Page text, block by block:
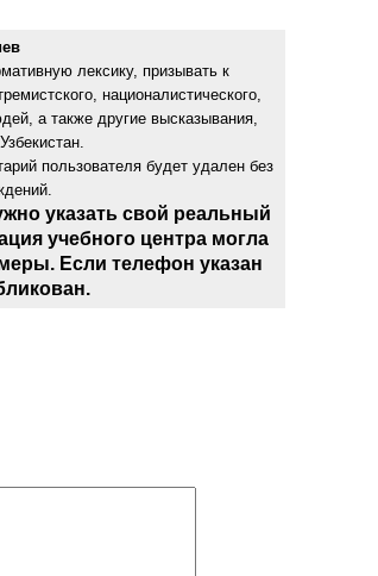
лексику, призывать к
националистического,
а также другие высказывания,
пользователя будет удален без
указать свой реальный
учебного центра могла
Если телефон указан